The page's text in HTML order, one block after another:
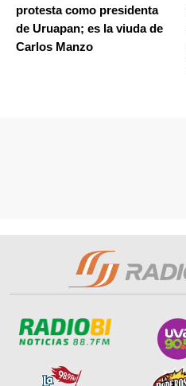
protesta como presidenta
de Uruapan; es la viuda de
Carlos Manzo